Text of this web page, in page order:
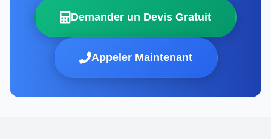
Demander un Devis Gratuit
Appeler Maintenant